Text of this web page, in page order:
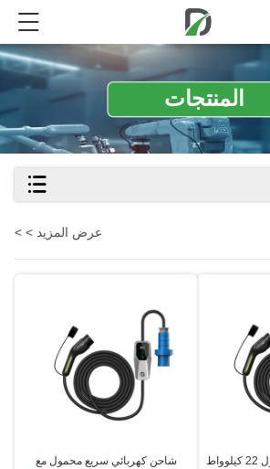
المنتجات
عرض المزيد > >
شاحن الكهرباء المحمول 22 كيلوواط
شاحن كهربائي سريع محمول مع